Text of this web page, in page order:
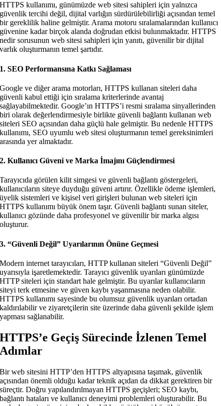
HTTPS kullanımı, günümüzde web sitesi sahipleri için yalnızca
güvenlik tercihi değil, dijital varlığın sürdürülebilirliği açısından temel
bir gereklilik haline gelmiştir. Arama motoru sıralamalarından kullanıcı
güvenine kadar birçok alanda doğrudan etkisi bulunmaktadır. HTTPS
nedir sorusunun web sitesi sahipleri için yanıtı, güvenilir bir dijital
varlık oluşturmanın temel şartıdır.
1. SEO Performansına Katkı Sağlaması
Google ve diğer arama motorları, HTTPS kullanan siteleri daha
güvenli kabul ettiği için sıralama kriterlerinde avantaj
sağlayabilmektedir. Google’ın HTTPS’i resmi sıralama sinyallerinden
biri olarak değerlendirmesiyle birlikte güvenli bağlantı kullanan web
siteleri SEO açısından daha güçlü hale gelmiştir. Bu nedenle HTTPS
kullanımı, SEO uyumlu web sitesi oluşturmanın temel gereksinimleri
arasında yer almaktadır.
2. Kullanıcı Güveni ve Marka İmajını Güçlendirmesi
Tarayıcıda görülen kilit simgesi ve güvenli bağlantı göstergeleri,
kullanıcıların siteye duyduğu güveni artırır. Özellikle ödeme işlemleri,
üyelik sistemleri ve kişisel veri girişleri bulunan web siteleri için
HTTPS kullanımı büyük önem taşır. Güvenli bağlantı sunan siteler,
kullanıcı gözünde daha profesyonel ve güvenilir bir marka algısı
oluşturur.
3. “Güvenli Değil” Uyarılarının Önüne Geçmesi
Modern internet tarayıcıları, HTTP kullanan siteleri “Güvenli Değil”
uyarısıyla işaretlemektedir. Tarayıcı güvenlik uyarıları günümüzde
HTTP siteleri için standart hale gelmiştir. Bu uyarılar kullanıcıların
siteyi terk etmesine ve güven kaybı yaşanmasına neden olabilir.
HTTPS kullanımı sayesinde bu olumsuz güvenlik uyarıları ortadan
kaldırılabilir ve ziyaretçilerin site üzerinde daha güvenli şekilde işlem
yapması sağlanabilir.
HTTPS’e Geçiş Sürecinde İzlenen Temel
Adımlar
Bir web sitesini HTTP’den HTTPS altyapısına taşımak, güvenlik
açısından önemli olduğu kadar teknik açıdan da dikkat gerektiren bir
süreçtir. Doğru yapılandırılmayan HTTPS geçişleri; SEO kaybı,
bağlantı hataları ve kullanıcı deneyimi problemleri oluşturabilir. Bu